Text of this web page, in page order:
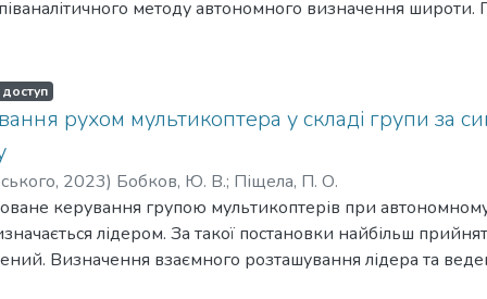
методу автономного визначення широти.
визначається астрономічна широта. Розглядаються
обертання, геоїд. Вказано на проблему визначення
широтами. Подаються наближені аналітичні
широту з геодезичною широтою в системі координат
рухом мультикоптера у складі групи за
, 2023) Бобков, Ю. В.; Піщела, П. О.
керування групою мультикоптерів при
лідером. За такої постановки найбільш
Визначення взаємного розташування лідера та